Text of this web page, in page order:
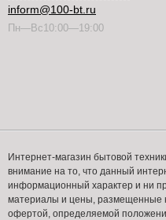
inform@100-bt.ru
Пн—Вс10:00—19:00
Интернет-магазин бытовой
внимание на то, что данный
информационный характер и ни
материалы и цены, размещенные
офертой, определяемой